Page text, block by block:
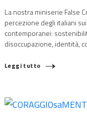
La nostra miniserie False
percezione degli italiani
contemporanei:
disoccupazione, identità,
Leggi tutto